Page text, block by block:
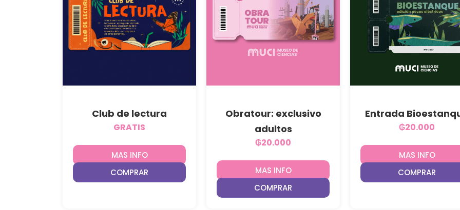
Club de lectura
GRATIS
MAS INFO
COMPRAR
Obratour: exclusivo
adultos
₲20.000
MAS INFO
COMPRAR
Entrada
₲20.000
MAS INFO
COMPRAR